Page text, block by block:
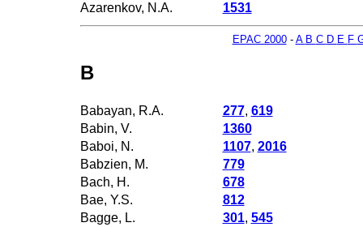
Azarenkov, N.A.
1531
EPAC 2000- A B C D E F
B
Babayan, R.A. 277, 619
Babin, V.
1360
Baboi, N.
1107, 2016
Babzien, M.
779
Bach, H.
678
Bae, Y.S.
812
Bagge, L.
301, 545